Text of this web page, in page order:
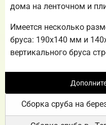
дома на ленточном и
Имеется несколько
бруса: 190х140 мм и
вертикального бруса
Сборка сруба на